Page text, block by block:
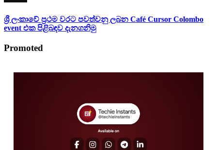
ශ්‍රී ලංකාවේ ප්‍රථම වරට පවත්වනු ලබන Café Cursor Colombo
event එක පිළිබඳව දැනගනිමු
Promoted